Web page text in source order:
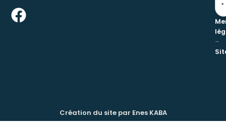
–
Création du site par Enes KABA